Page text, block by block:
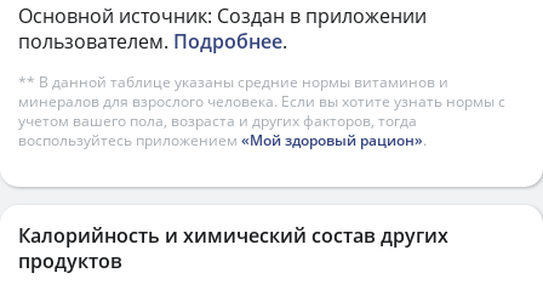
Основной источник: Создан в приложении
пользователем. Подробнее.
** В данной таблице указаны средние нормы витаминов и
минералов для взрослого человека. Если вы хотите узнать нормы с
учетом вашего пола, возраста и других факторов, тогда
воспользуйтесь приложением «Мой здоровый рацион».
Калорийность и химический состав других
продуктов